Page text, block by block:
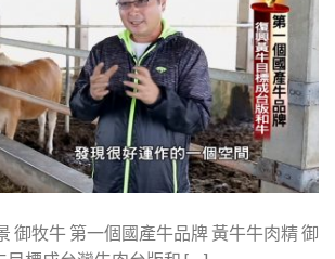
御牧牛 第一個國產牛品牌 黃牛牛肉精 御